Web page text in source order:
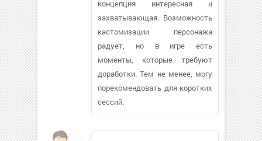
концепция интересная и
захватывающая. Возможность
кастомизации персонажа
радует, но в игре есть
моменты, которые требуют
доработки. Тем не менее, могу
порекомендовать для коротких
сессий.